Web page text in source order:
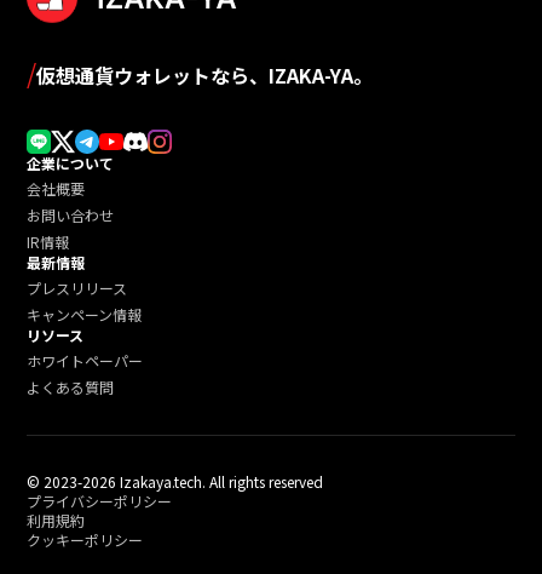
り
/仮想通貨ウォレットなら、IZAKA-YA。
企業について
会社概要
お問い合わせ
IR情報
最新情報
プレスリリース
キャンペーン情報
リソース
ホワイトペーパー
よくある質問
© 2023-2026 Izakaya.tech. All rights reserved
プライバシーポリシー
利用規約
クッキーポリシー